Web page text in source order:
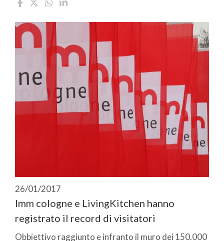
26/01/2017
Imm cologne e LivingKitchen hanno
registrato il record di visitatori
Obbiettivo raggiunto e infranto il muro dei 150.000